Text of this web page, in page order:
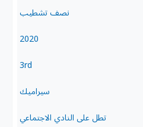
نصف تشطيب
2020
3rd
سيراميك
تطل على النادي الاجتماعي